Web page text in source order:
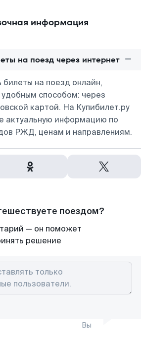
информация
на поезд через интернет
на поезд онлайн,
способом: через
картой. На Купибилет.ру
актуальную информацию по
РЖД, ценам и направлениям.
поездом?
— он поможет
решение
Вы